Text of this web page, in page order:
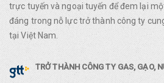
trực tuyến và ngoại tuyến để đem lại
đáng trong nỗ lực trở thành công ty
tại Việt Nam.
TRỞ THÀNH CÔNG TY GAS, GẠO,